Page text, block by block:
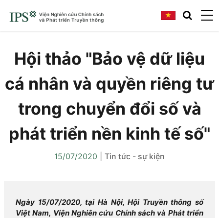
Hội thảo "Bảo vệ dữ liệu
cá nhân và quyền riêng tư
trong chuyển đổi số và
phát triển nền kinh tế số"
15/07/2020 Tin tức - sự kiện
Ngày 15/07/2020, tại Hà Nội, Hội Truyền thông số
Việt Nam, Viện Nghiên cứu Chính sách và Phát triển